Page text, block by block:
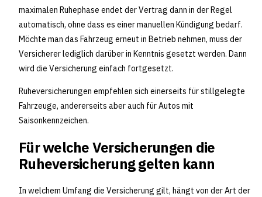
maximalen Ruhephase endet der Vertrag dann in der Regel
automatisch, ohne dass es einer manuellen Kündigung bedarf.
Möchte man das Fahrzeug erneut in Betrieb nehmen, muss der
Versicherer lediglich darüber in Kenntnis gesetzt werden. Dann
wird die Versicherung einfach fortgesetzt.
Ruheversicherungen empfehlen sich einerseits für stillgelegte
Fahrzeuge, andererseits aber auch für Autos mit
Saisonkennzeichen.
Für welche Versicherungen die
Ruheversicherung gelten kann
In welchem Umfang die Versicherung gilt, hängt von der Art der